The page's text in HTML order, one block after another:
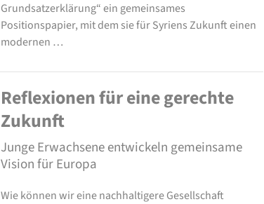
Grundsatzerklärung“ ein gemeinsames
Positionspapier, mit dem sie für Syriens Zukunft einen
modernen …
Reflexionen für eine gerechte
Zukunft
Junge Erwachsene entwickeln gemeinsame
Vision für Europa
Wie können wir eine nachhaltigere Gesellschaft